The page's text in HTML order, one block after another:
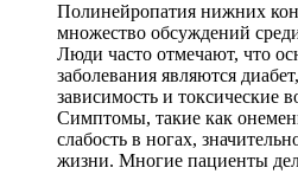
Полинейропатия нижних
множество обсуждений
Люди часто отмечают, что
заболевания являются
зависимость и токсические
Симптомы, такие как
слабость в ногах,
жизни. Многие пациенты